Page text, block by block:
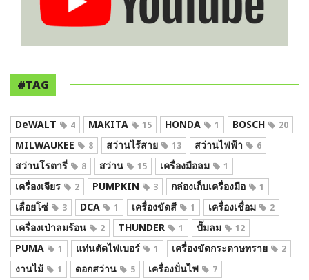
#TAG
DeWALT 4 MAKITA 15 HONDA 1 BOSCH 20
MILWAUKEE 8 สว่านไร้สาย 13 สว่านไฟฟ้า 6
สว่านโรตารี่ 8 สว่าน 15 เครื่องมือลม 1
เครื่องเจียร 2 PUMPKIN 3 กล่องเก็บเครื่องมือ 1
เลื่อยโซ่ 3 DCA 1 เครื่องขัดสี 1 เครื่องเชื่อม 2
เครื่องเป่าลมร้อน 2 THUNDER 1 ปั๊มลม 12
PUMA 1 แท่นตัดไฟเบอร์ 1 เครื่องขัดกระดาษทราย 2
งานไม้ 1 ดอกสว่าน 5 เครื่องปั่นไฟ 7